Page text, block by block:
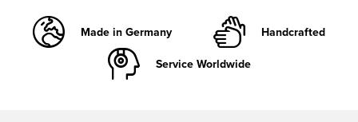
Made in Germany
Handcrafted
Service Worldwide